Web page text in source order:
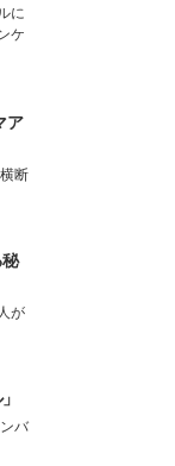
に
ケ
ア
断
が
バ